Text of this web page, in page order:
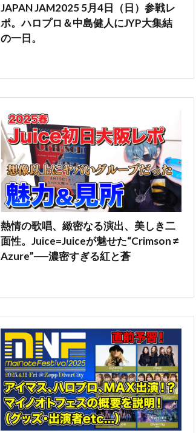
JAPAN JAM2025 5月4日（日）参戦レ
ポ。ハロプロ＆中島健人にJYP大集結
の一日。
熱情の歌唱、緻密なる演出、美しき二
面性。Juice=Juiceが魅せた“Crimson ≠
Azure”──濃密すぎる紅と蒼